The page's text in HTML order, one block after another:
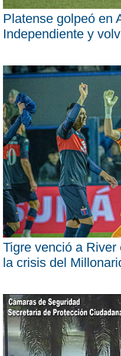
Platense golpeó en
Independiente y
Tigre venció a
la crisis del